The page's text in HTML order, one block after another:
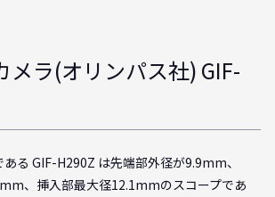
メラ(オリンパス社) GIF-
る GIF-H290Z は先端部外径が9.9mm、
、挿入部最大径12.1mmのスコープであ